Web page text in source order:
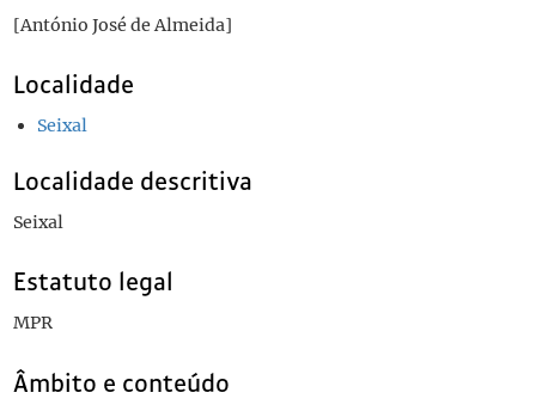
[António José de Almeida]
Localidade
Seixal
Localidade descritiva
Seixal
Estatuto legal
MPR
Âmbito e conteúdo